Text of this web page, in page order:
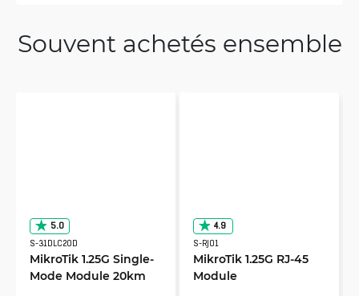
Souvent achetés ensemble
5.0
S-31DLC20D
MikroTik 1.25G Single-
Mode Module 20km
4.9
S-RJ01
MikroTik 1.25G RJ-45
Module